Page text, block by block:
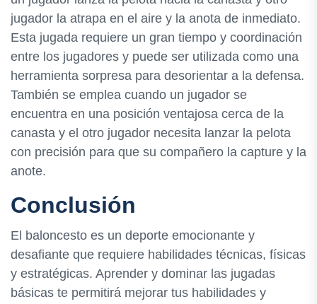
jugador la atrapa en el aire y la anota de inmediato.
Esta jugada requiere un gran tiempo y coordinación
entre los jugadores y puede ser utilizada como una
herramienta sorpresa para desorientar a la defensa.
También se emplea cuando un jugador se
encuentra en una posición ventajosa cerca de la
canasta y el otro jugador necesita lanzar la pelota
con precisión para que su compañero la capture y la
anote.
Conclusión
El baloncesto es un deporte emocionante y
desafiante que requiere habilidades técnicas, físicas
y estratégicas. Aprender y dominar las jugadas
básicas te permitirá mejorar tus habilidades y